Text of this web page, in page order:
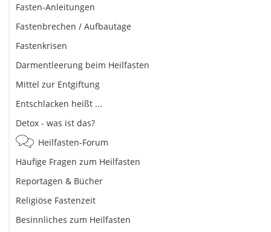
Fasten-Anleitungen
Fastenbrechen / Aufbautage
Fastenkrisen
Darmentleerung beim Heilfasten
Mittel zur Entgiftung
Entschlacken heißt ...
Detox - was ist das?
Heilfasten-Forum
Häufige Fragen zum Heilfasten
Reportagen & Bücher
Religiöse Fastenzeit
Besinnliches zum Heilfasten